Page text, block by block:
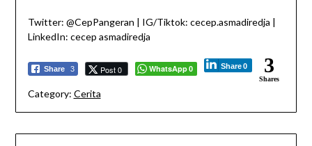
Twitter: @CepPangeran | IG/Tiktok: cecep.asmadiredja |
LinkedIn: cecep asmadiredja
Share 3 Post 0 WhatsApp 0 Share 0 3
Shares
Category: Cerita